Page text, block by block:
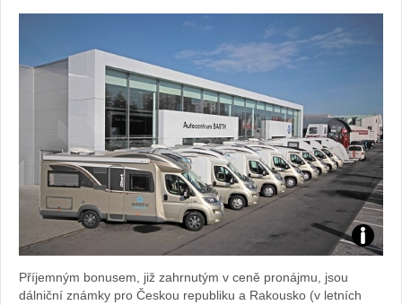
Foto:
Příjemným bonusem, již zahrnutým v ceně pronájmu, jsou
dálniční známky pro Českou republiku a Rakousko (v letních